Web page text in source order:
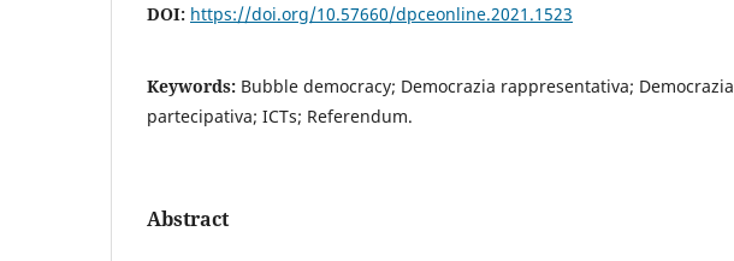
DOI: https://doi.org/10.57660/dpceonline.2021.1523
Keywords: Bubble democracy; Democrazia rappresentativa; Democrazia
partecipativa; ICTs; Referendum.
Abstract